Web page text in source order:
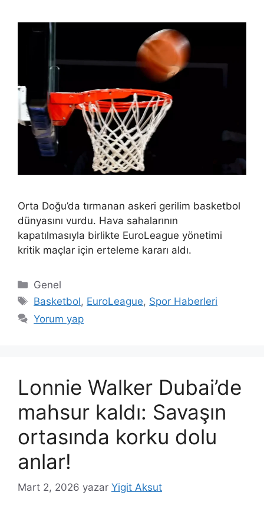
Orta Doğu’da tırmanan askeri gerilim basketbol
dünyasını vurdu. Hava sahalarının
kapatılmasıyla birlikte EuroLeague yönetimi
kritik maçlar için erteleme kararı aldı.
Kategoriler
Genel
Etiketler
Basketbol, EuroLeague, Spor Haberleri
Yorum yap
Lonnie Walker Dubai’de
mahsur kaldı: Savaşın
ortasında korku dolu
anlar!
Mart 2, 2026 yazar Yigit Aksut